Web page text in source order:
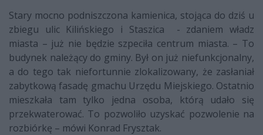
Stary mocno podniszczona kamienica, stojąca do dziś u
zbiegu ulic Kilińskiego i Staszica - zdaniem władz
miasta – już nie będzie szpeciła centrum miasta. – To
budynek należący do gminy. Był on już niefunkcjonalny,
a do tego tak niefortunnie zlokalizowany, że zasłaniał
zabytkową fasadę gmachu Urzędu Miejskiego. Ostatnio
mieszkała tam tylko jedna osoba, którą udało się
przekwaterować. To pozwoliło uzyskać pozwolenie na
rozbiórkę – mówi Konrad Frysztak.